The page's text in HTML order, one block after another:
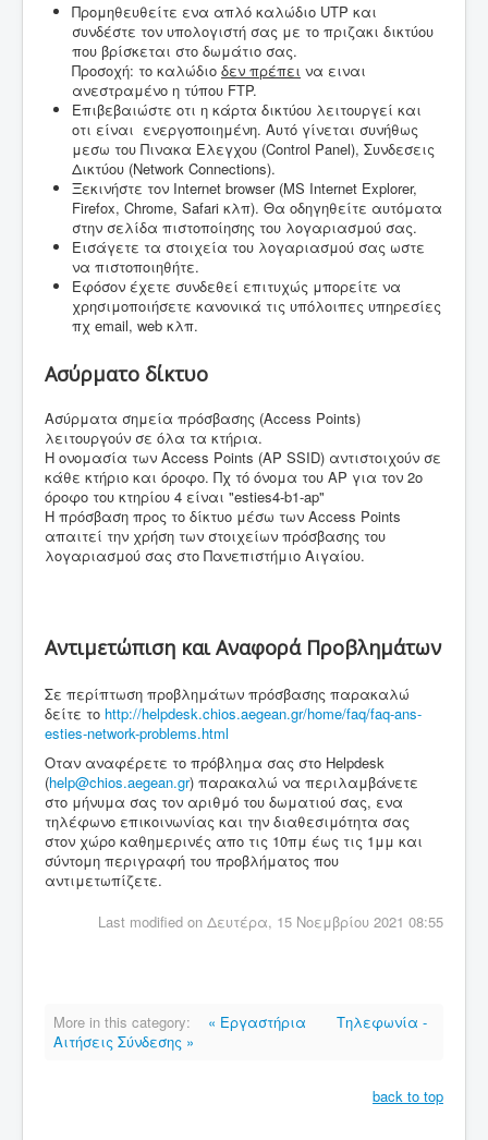
Προμηθευθείτε ενα απλό καλώδιο UTP και
συνδέστε τον υπολογιστή σας με το πριζακι δικτύου
που βρίσκεται στο δωμάτιο σας.
Προσοχή: το καλώδιο δεν πρέπει να ειναι
ανεστραμένο η τύπου FTP.
Επιβεβαιώστε οτι η κάρτα δικτύου λειτουργεί και
οτι είναι ενεργοποιημένη. Αυτό γίνεται συνήθως
μεσω του Πινακα Ελεγχου (Control Panel), Συνδεσεις
Δικτύου (Network Connections).
Ξεκινήστε τον Internet browser (MS Internet Explorer,
Firefox, Chrome, Safari κλπ). Θα οδηγηθείτε αυτόματα
στην σελίδα πιστοποίησης του λογαριασμού σας.
Εισάγετε τα στοιχεία του λογαριασμού σας ωστε
να πιστοποιηθήτε.
Εφόσον έχετε συνδεθεί επιτυχώς μπορείτε να
χρησιμοποιήσετε κανονικά τις υπόλοιπες υπηρεσίες
πχ email, web κλπ.
Ασύρματο δίκτυο
Ασύρματα σημεία πρόσβασης (Access Points)
λειτουργούν σε όλα τα κτήρια.
Η ονομασία των Access Points (AP SSID) αντιστοιχούν σε
κάθε κτήριο και όροφο. Πχ τό όνομα του AP για τον 2ο
όροφο του κτηρίου 4 είναι "esties4-b1-ap"
Η πρόσβαση προς το δίκτυο μέσω των Access Points
απαιτεί την χρήση των στοιχείων πρόσβασης του
λογαριασμού σας στο Πανεπιστήμιο Αιγαίου.
Αντιμετώπιση και Αναφορά Προβλημάτων
Σε περίπτωση προβλημάτων πρόσβασης παρακαλώ
δείτε το http://helpdesk.chios.aegean.gr/home/faq/faq-ans-
esties-network-problems.html
Οταν αναφέρετε το πρόβλημα σας στο Helpdesk
(help@chios.aegean.gr) παρακαλώ να περιλαμβάνετε
στο μήνυμα σας τον αριθμό του δωματιού σας, ενα
τηλέφωνο επικοινωνίας και την διαθεσιμότητα σας
στον χώρο καθημερινές απο τις 10πμ έως τις 1μμ και
σύντομη περιγραφή του προβλήματος που
αντιμετωπίζετε.
Last modified on Δευτέρα, 15 Νοεμβρίου 2021 08:55
More in this category: « Εργαστήρια
Τηλεφωνία -
Αιτήσεις Σύνδεσης »
back to top